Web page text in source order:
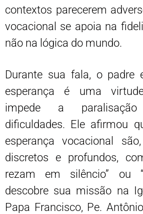
contextos parecerem
vocacional se apoia na
não na lógica do mundo.
Durante sua fala, o padre
esperança é uma
impede a
dificuldades. Ele afirmou
esperança vocacional
discretos e profundos,
rezam em silêncio” ou
descobre sua missão na
Papa Francisco, Pe.